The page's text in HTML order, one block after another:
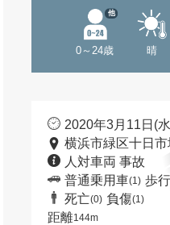
0～24歳
他
晴
2020年3月11日(
横浜市緑区十日
人対車両 事故
普通乗用車(1) 歩
死亡(0) 負傷(1)
距離144m